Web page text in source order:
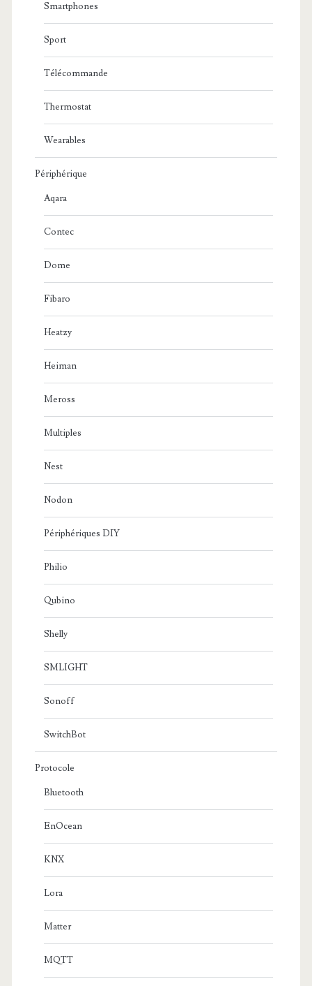
Smartphones
Sport
Télécommande
Thermostat
Wearables
Périphérique
Aqara
Contec
Dome
Fibaro
Heatzy
Heiman
Meross
Multiples
Nest
Nodon
Périphériques DIY
Philio
Qubino
Shelly
SMLIGHT
Sonoff
SwitchBot
Protocole
Bluetooth
EnOcean
KNX
Lora
Matter
MQTT